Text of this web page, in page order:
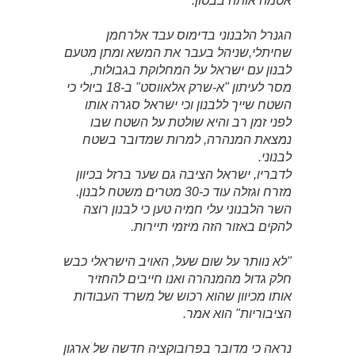
הגנרל הלבנוני בדימוס עבד אלרחמן
שחיתלי,שניהל בעבר את המשא ומתן מטעם
לבנון עם ישראל על המחלוקת בגבולות,
מסר לעיתון "א-שרק אלאווסט" ב-18 ביולי כי
השטח שייך ללבנון וכי ישראל סגרה אותו
לפני זמן רב והיא שולטת על השטח שבו
נמצאת המנהרה, למרות שמדובר בשטח
לבנוני.
לדבריו, ישראל הציבה גם שער ברזל בכיוון
מזרח וגזלה עוד כ-30 מטרים משטח לבנון.
השר הלבנוני עלי חמיה טען כי לבנון רוצה
להקים באזור הזה מיזמי תיירות.
"לא נוותר על שום שעל, האויב הישראלי כבש
חלק גדול מהמנהרה ואנו חייבים להחזיר
אותו מכיוון שהוא רכוש של משרד העבודות
הציבוריות" הוא אמר.
נראה כי מדובר בפרובוקציה חדשה של ארגון